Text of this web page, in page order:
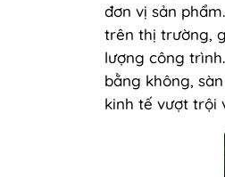
đơn vị sản
trên thị trường,
lượng công
bằng không,
kinh tế vượt trội